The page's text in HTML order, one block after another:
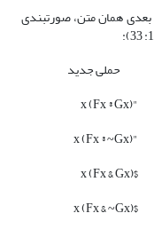
بعدی همان متن، صورت­بندی
حملی جدید
"x (Fx ® Gx)
"x (Fx ® ~Gx)
$x (Fx & Gx)
$x (Fx & ~Gx)